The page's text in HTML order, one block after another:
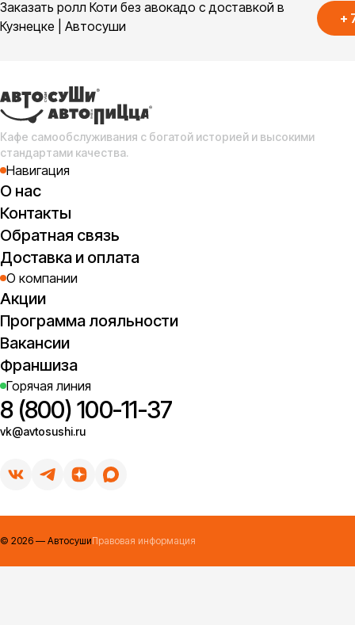
Заказать ролл Коти без авокадо с доставкой в
Кузнецке | Автосуши
+
Кафе самообслуживания с богатой историей и высокими
стандартами качества.
Навигация
О нас
Контакты
Обратная связь
Доставка и оплата
О компании
Акции
Программа лояльности
Вакансии
Франшиза
Горячая линия
8 (800) 100-11-37
vk@avtosushi.ru
© 2026 — АвтосушиПравовая информация